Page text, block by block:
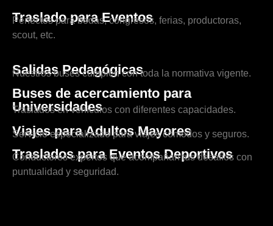
Traslado para Eventos
Perfectos para bodas, congresos, ferias, productoras,
scout, etc.
Salidas Pedagógicas
Nuestros buses cumplen con toda la normativa vigente.
Buses de acercamiento para
Universidades
Traslados en vehículos con diferentes capacidades.
Viajes para Adultos Mayores
Servicio especializado para viajes cómodos y seguros.
Traslados para Eventos Deportivos
Conductores expertos que acompañan tus desafíos con
puntualidad y seguridad.